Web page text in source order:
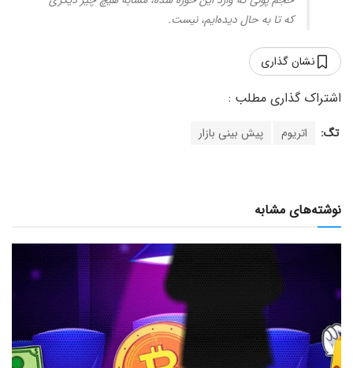
که تا به حال دیده‌ایم، نیست.
نشان گذاری
تگ: اتریوم پیش بینی بازار
نوشته‌های مشابه